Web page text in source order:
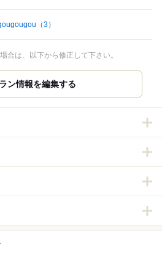
（3）
合は、以下から修正して下さい。
ン情報を編集する